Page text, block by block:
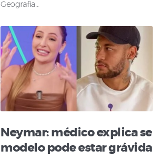
Geografia…
Neymar: médico explica se
modelo pode estar grávida